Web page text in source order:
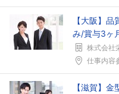
【大阪】
み/賞与3ヶ
株式会社
仕事内容
【滋賀】